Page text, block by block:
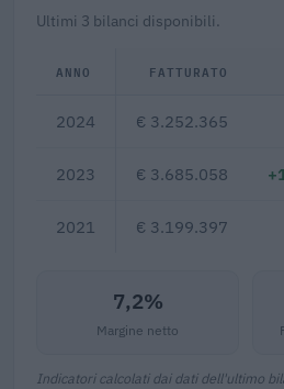
Ultimi 3 bilanci disponibili.
ANNO FATTURATO
2024 € 3.252.365
2023 € 3.685.058
2021 € 3.199.397
7,2%
Margine netto
Indicatori calcolati dai dati dell'ultimo